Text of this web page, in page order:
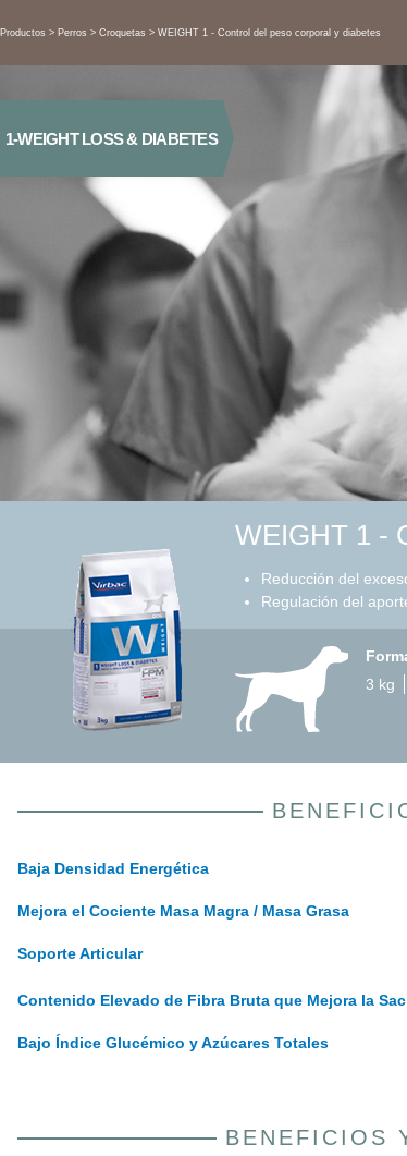
Productos Perros Croquetas WEIGHT 1 - Control del peso corporal y diabetes
1-WEIGHT LOSS & DIABETES
WEIGHT 1 -
Reducción del
Regulación del
3 kg
Baja Densidad Energética
Mejora el Cociente Masa Magra / Masa Grasa
Soporte Articular
Contenido Elevado de Fibra Bruta que Mejora la
Bajo Índice Glucémico y Azúcares Totales
BENEFICIOS